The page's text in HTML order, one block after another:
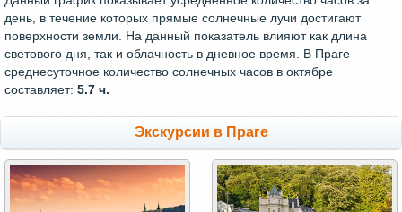
день, в течение которых прямые солнечные лучи достигают
поверхности земли. На данный показатель влияют как длина
светового дня, так и облачность в дневное время. В Праге
среднесуточное количество солнечных часов в октябре
составляет: 5.7 ч.
Экскурсии в Праге